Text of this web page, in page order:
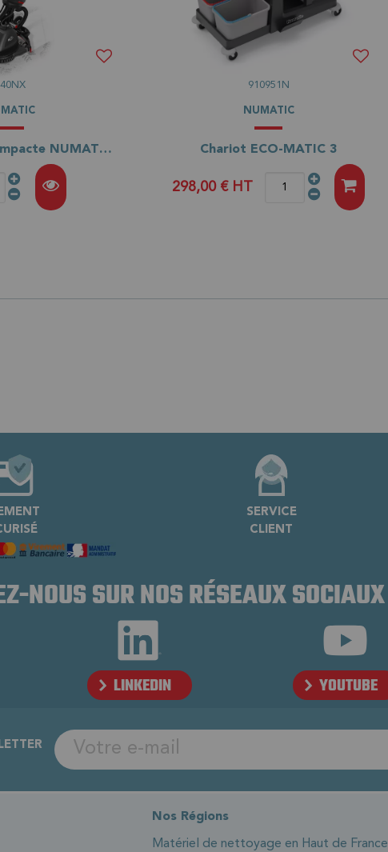
Autolaveuse compacte NUMATIC 440NX (anciennement 244NX-RC)
910951N
NUMATIC
Chariot ECO-MATIC 3
298,00 € HT
SERVICE
CLIENT
NOUS SUR NOS RÉSEAUX SOCIAUX
LINKEDIN YOUTUBE
Nos Régions
Matériel de nettoyage en Haut de France